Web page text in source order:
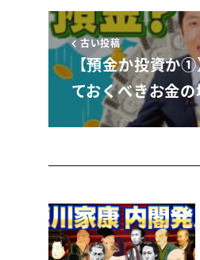
その10年後あったなと
これが複利なんですこ
1974年だいぶ古い話
点レイパーが6点米ハ
6て a ハプバーですよ
僕らよりもんだエイ
料金大好きなもう預
おじいさんたちは中か
変わった
1999年にはそのゆう
古い投稿
【預金か投資か①
ておくべきお金